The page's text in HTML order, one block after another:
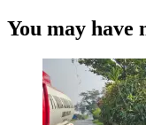
You may have